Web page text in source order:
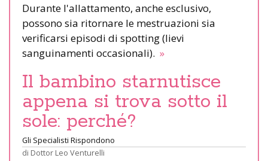
Durante l'allattamento, anche esclusivo,
possono sia ritornare le mestruazioni sia
verificarsi episodi di spotting (lievi
sanguinamenti occasionali). »
Il bambino starnutisce
appena si trova sotto il
sole: perché?
Gli Specialisti Rispondono
di Dottor Leo Venturelli